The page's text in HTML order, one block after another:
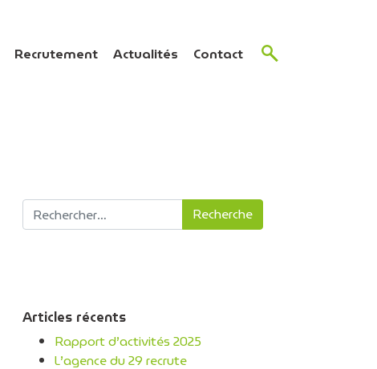
Recrutement Actualités Contact
Recherche pour :
Articles récents
Rapport d’activités 2025
L’agence du 29 recrute